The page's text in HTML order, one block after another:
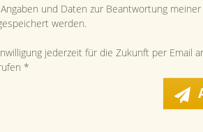
und Daten zur Beantwortung meiner
werden.
jederzeit für die Zukunft per Email
*